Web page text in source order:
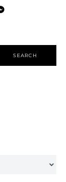
SEARCH